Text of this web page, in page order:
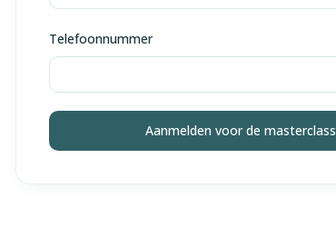
Telefoonnummer
Aanmelden voor de masterclass